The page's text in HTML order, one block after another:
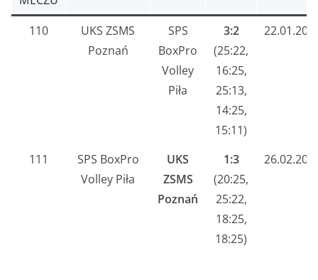
110
UKS ZSMS
Poznań
SPS
BoxPro
Volley
Piła
3:2
(25:22,
16:25,
25:13,
14:25,
15:11)
111
SPS BoxPro
Volley Piła
UKS
ZSMS
Poznań
1:3
(20:25,
25:22,
18:25,
18:25)